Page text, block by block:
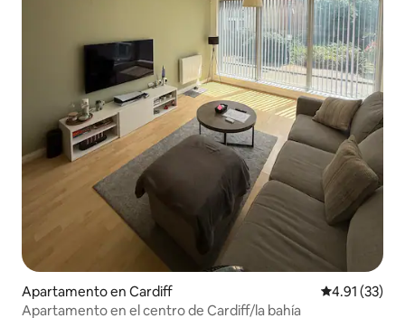
Apartamento en Cardiff Calificación
4.91 (33)
Apartamento en el centro de Cardiff/la bahía